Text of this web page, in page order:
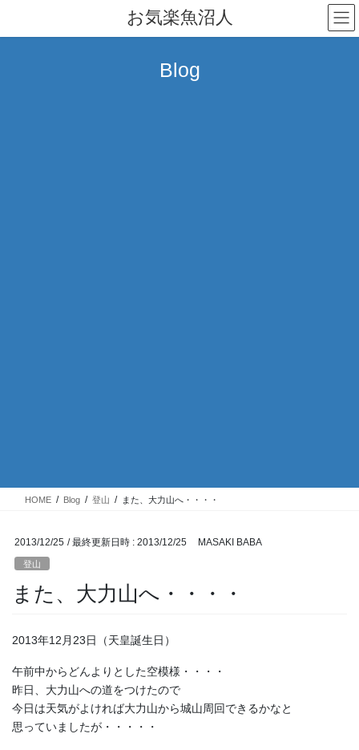
テ
ゲ
お気楽魚沼人
Blog
HOME Blog 登山 また、大力山へ・・・・
2013/12/25 / 最終更新日時 : 2013/12/25 MASAKI BABA
登山
また、大力山へ・・・・
2013年12月23日（天皇誕生日）
午前中からどんよりとした空模様・・・・
昨日、大力山への道をつけたので
今日は天気がよければ大力山から城山周回できるかなと
思っていましたが・・・・・